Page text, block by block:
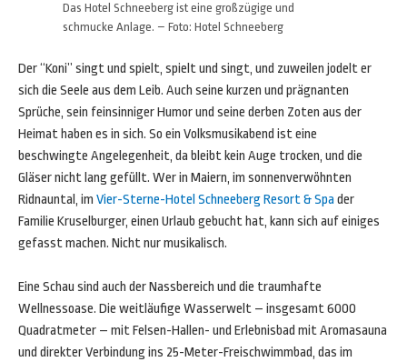
Das Hotel Schneeberg ist eine großzügige und
schmucke Anlage. – Foto: Hotel Schneeberg
Der “Koni” singt und spielt, spielt und singt, und zuweilen jodelt er
sich die Seele aus dem Leib. Auch seine kurzen und prägnanten
Sprüche, sein feinsinniger Humor und seine derben Zoten aus der
Heimat haben es in sich. So ein Volksmusikabend ist eine
beschwingte Angelegenheit, da bleibt kein Auge trocken, und die
Gläser nicht lang gefüllt. Wer in Maiern, im sonnenverwöhnten
Ridnauntal, im Vier-Sterne-Hotel Schneeberg Resort & Spa der
Familie Kruselburger, einen Urlaub gebucht hat, kann sich auf einiges
gefasst machen. Nicht nur musikalisch.
Eine Schau sind auch der Nassbereich und die traumhafte
Wellnessoase. Die weitläufige Wasserwelt – insgesamt 6000
Quadratmeter – mit Felsen-Hallen- und Erlebnisbad mit Aromasauna
und direkter Verbindung ins 25-Meter-Freischwimmbad, das im